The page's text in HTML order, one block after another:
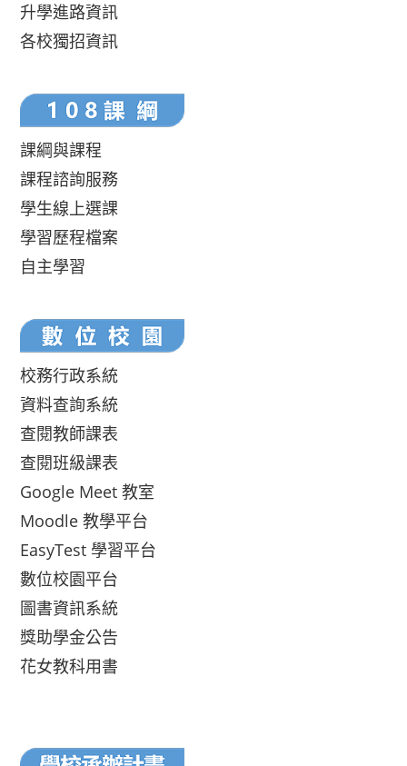
升學進路資訊
各校獨招資訊
課綱與課程
課程諮詢服務
學生線上選課
學習歷程檔案
自主學習
校務行政系統
資料查詢系統
查閱教師課表
查閱班級課表
Google Meet 教室
Moodle 教學平台
EasyTest 學習平台
數位校園平台
圖書資訊系統
獎助學金公告
花女教科用書